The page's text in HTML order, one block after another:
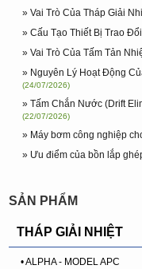
» Vai Trò Của Tháp Giải
» Cấu Tạo Thiết Bị Trao
» Vai Trò Của Tấm Tản
» Nguyên Lý Hoạt Động
(24/07/2026)
» Tấm Chắn Nước (Drift
(22/07/2026)
» Máy bơm công nghiệp
» Ưu điểm của bồn lắp
SẢN PHẨM
THÁP GIẢI NHIỆT
• ALPHA - MODEL APC